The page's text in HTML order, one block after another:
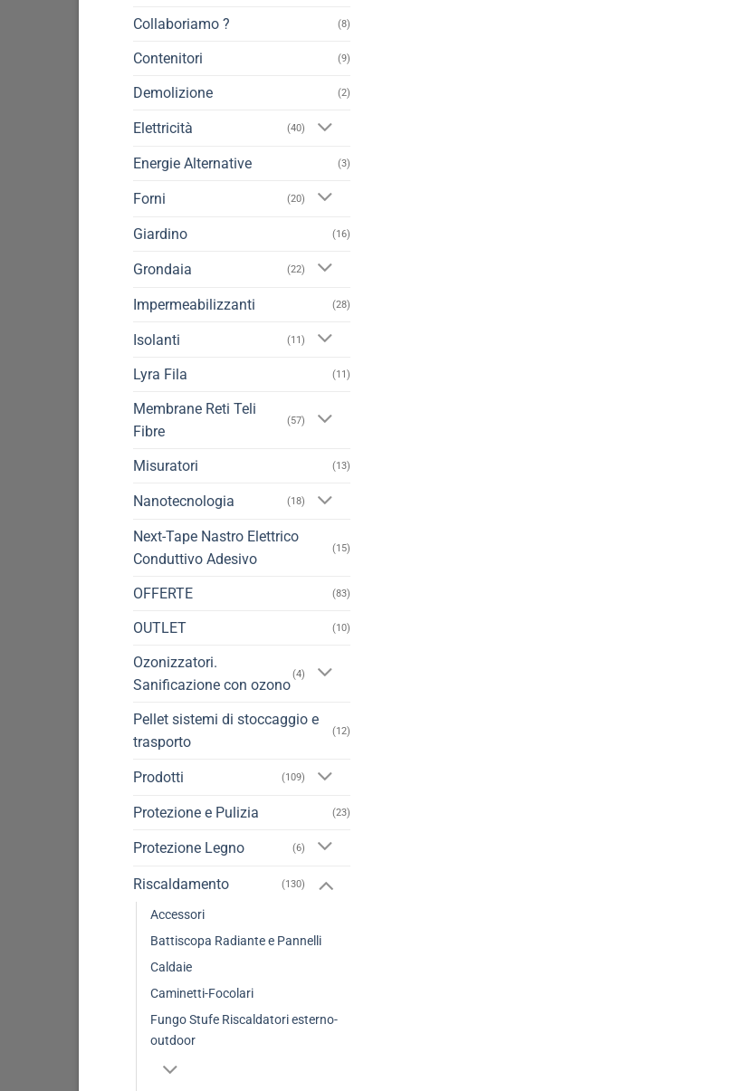
Collaboriamo ? (8)
Contenitori (9)
Demolizione (2)
Elettricità (40)
Energie Alternative (3)
Forni (20)
Giardino (16)
Grondaia (22)
Impermeabilizzanti (28)
Isolanti (11)
Lyra Fila (11)
Membrane Reti Teli
Fibre
(57)
Misuratori (13)
Nanotecnologia (18)
Next-Tape Nastro Elettrico
Conduttivo Adesivo
(15)
OFFERTE (83)
OUTLET (10)
Ozonizzatori.
Sanificazione con ozono
(4)
Pellet sistemi di stoccaggio e
trasporto
(12)
Prodotti (109)
Protezione e Pulizia (23)
Protezione Legno (6)
Riscaldamento (130)
Accessori
Battiscopa Radiante e Pannelli
Caldaie
Caminetti-Focolari
Fungo Stufe Riscaldatori esterno-
outdoor